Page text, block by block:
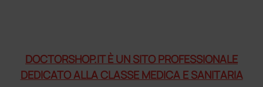
DOCTORSHOP.IT È UN SITO PROFESSIONALE
DEDICATO ALLA CLASSE MEDICA E SANITARIA